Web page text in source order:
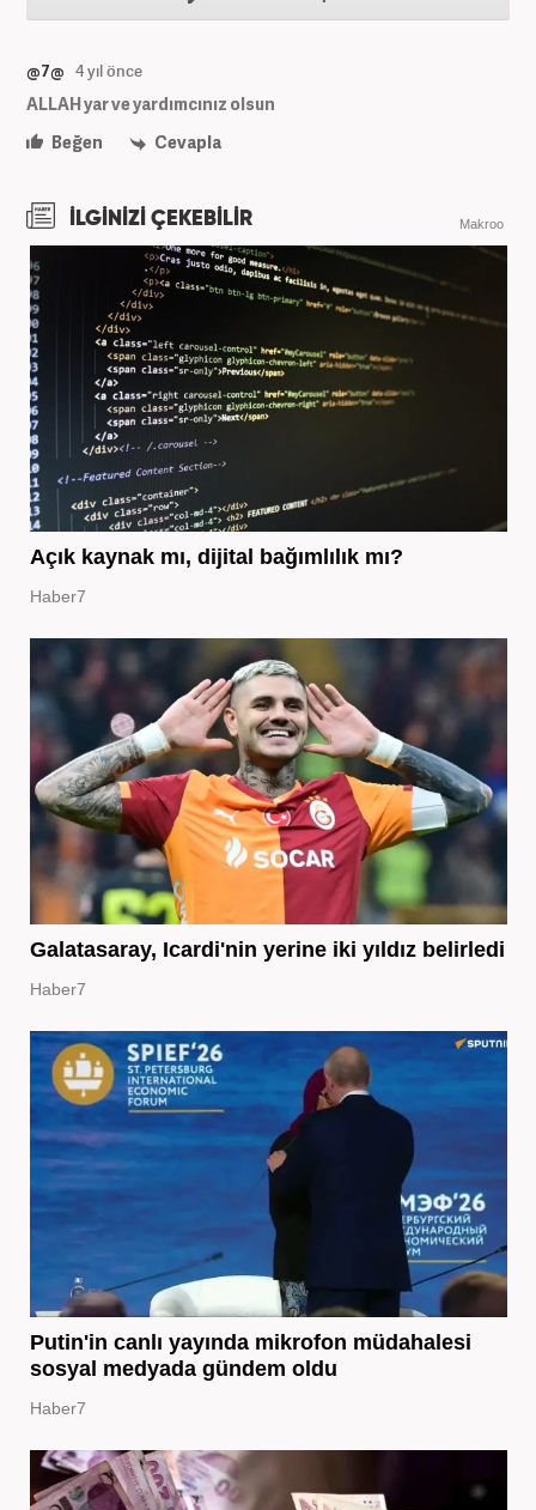
@7@ 4 yıl önce
ALLAH yar ve yardımcınız olsun
Beğen
Cevapla
İLGİNİZİ ÇEKEBİLİR Makroo
Açık kaynak mı, dijital bağımlılık mı?
Haber7
Galatasaray, Icardi'nin yerine iki yıldız belirledi
Haber7
Putin'in canlı yayında mikrofon müdahalesi
sosyal medyada gündem oldu
Haber7